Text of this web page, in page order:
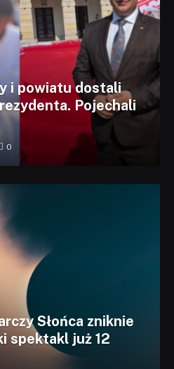
i powiatu dostali
Pojechali
0
Słońca zniknie
spektakl już 12